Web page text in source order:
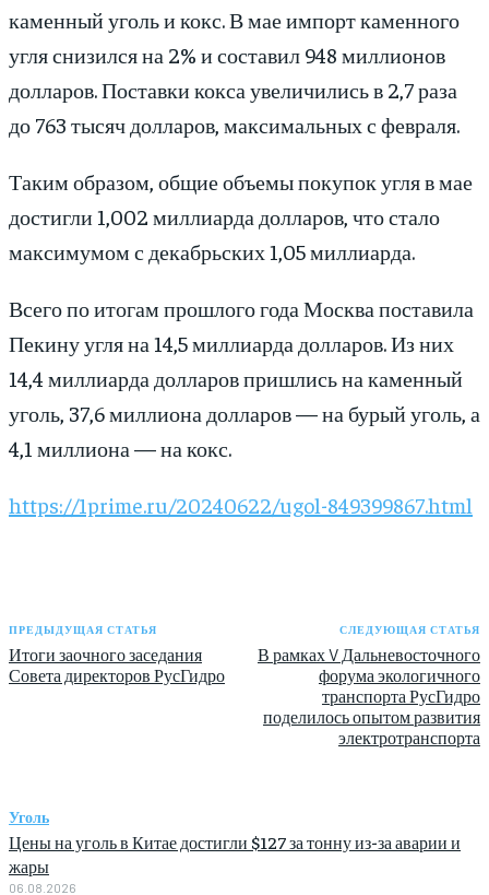
каменный уголь и кокс. В мае импорт каменного
угля снизился на 2% и составил 948 миллионов
долларов. Поставки кокса увеличились в 2,7 раза
до 763 тысяч долларов, максимальных с февраля.
Таким образом, общие объемы покупок угля в мае
достигли 1,002 миллиарда долларов, что стало
максимумом с декабрьских 1,05 миллиарда.
Всего по итогам прошлого года Москва поставила
Пекину угля на 14,5 миллиарда долларов. Из них
14,4 миллиарда долларов пришлись на каменный
уголь, 37,6 миллиона долларов — на бурый уголь, а
4,1 миллиона — на кокс.
https://1prime.ru/20240622/ugol-849399867.html
ПРЕДЫДУЩАЯ СТАТЬЯ
Итоги заочного заседания
Совета директоров РусГидро
СЛЕДУЮЩАЯ СТАТЬЯ
В рамках V Дальневосточного
форума экологичного
транспорта РусГидро
поделилось опытом развития
электротранспорта
Уголь
Цены на уголь в Китае достигли $127 за тонну из-за аварии и
жары
06.08.2026